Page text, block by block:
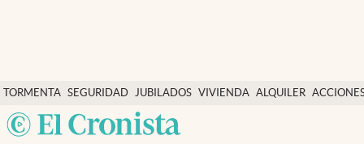
TORMENTA SEGURIDAD
SOCIAL
JUBILADOS VIVIENDA ALQUILER
Economía y finanzas
Política